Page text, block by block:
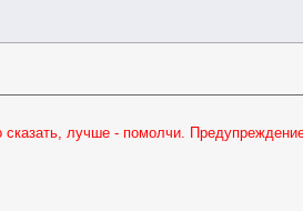
лучше - помолчи.